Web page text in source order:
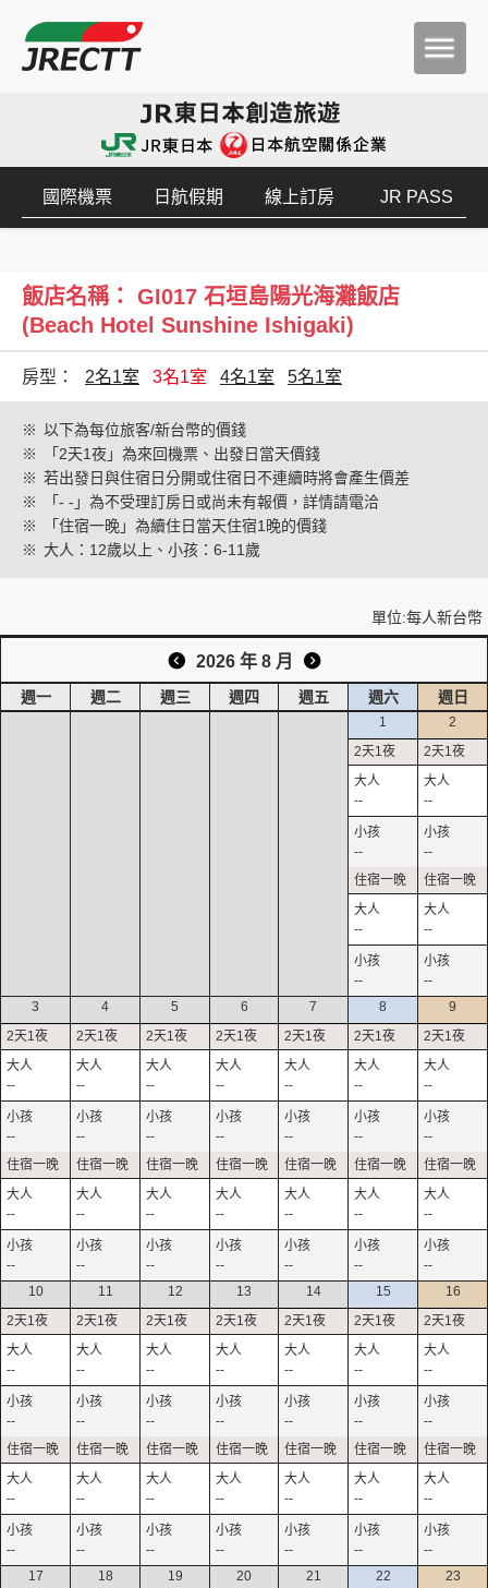
國際機票 日航假期 線上訂房 JR PASS
飯店名稱： GI017 石垣島陽光海灘飯店
(Beach Hotel Sunshine Ishigaki)
房型： 2名1室 3名1室 4名1室 5名1室
※ 以下為每位旅客/新台幣的價錢
※
「2天1夜」為來回機票、出發日當天價錢
※ 若出發日與住宿日分開或住宿日不連續時將會產生價差
※
「- -」為不受理訂房日或尚未有報價，詳情請電洽
※
「住宿一晚」為續住日當天住宿1晚的價錢
※ 大人：12歲以上、小孩：6-11歲
單位:每人新台幣
2026 年 8 月
週一 週二 週三 週四 週五 週六 週日
1
--
--
--
--
2
--
--
--
--
3
--
--
--
--
4
--
--
--
--
5
--
--
--
--
6
--
--
--
--
7
--
--
--
--
8
--
--
--
--
9
--
--
--
--
10
--
--
--
--
11
--
--
--
--
12
--
--
--
--
13
--
--
--
--
14
--
--
--
--
15
--
--
--
--
16
--
--
--
--
17
18 19 20 21 22 23